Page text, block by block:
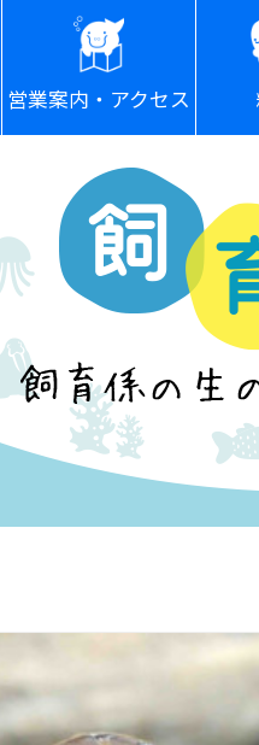
営業案内・アクセス